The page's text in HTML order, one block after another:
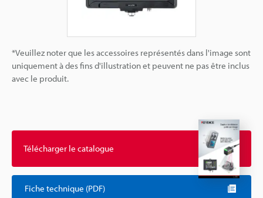
*Veuillez noter que les accessoires représentés dans l'image sont
uniquement à des fins d'illustration et peuvent ne pas être inclus
avec le produit.
Télécharger le catalogue
Fiche technique (PDF)